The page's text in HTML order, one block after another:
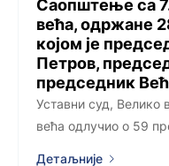
Саопштење са
већа, одржанe
којoм је
Петров,
председник
Уставни суд, Велико
већа одлучио о 59
Детаљније